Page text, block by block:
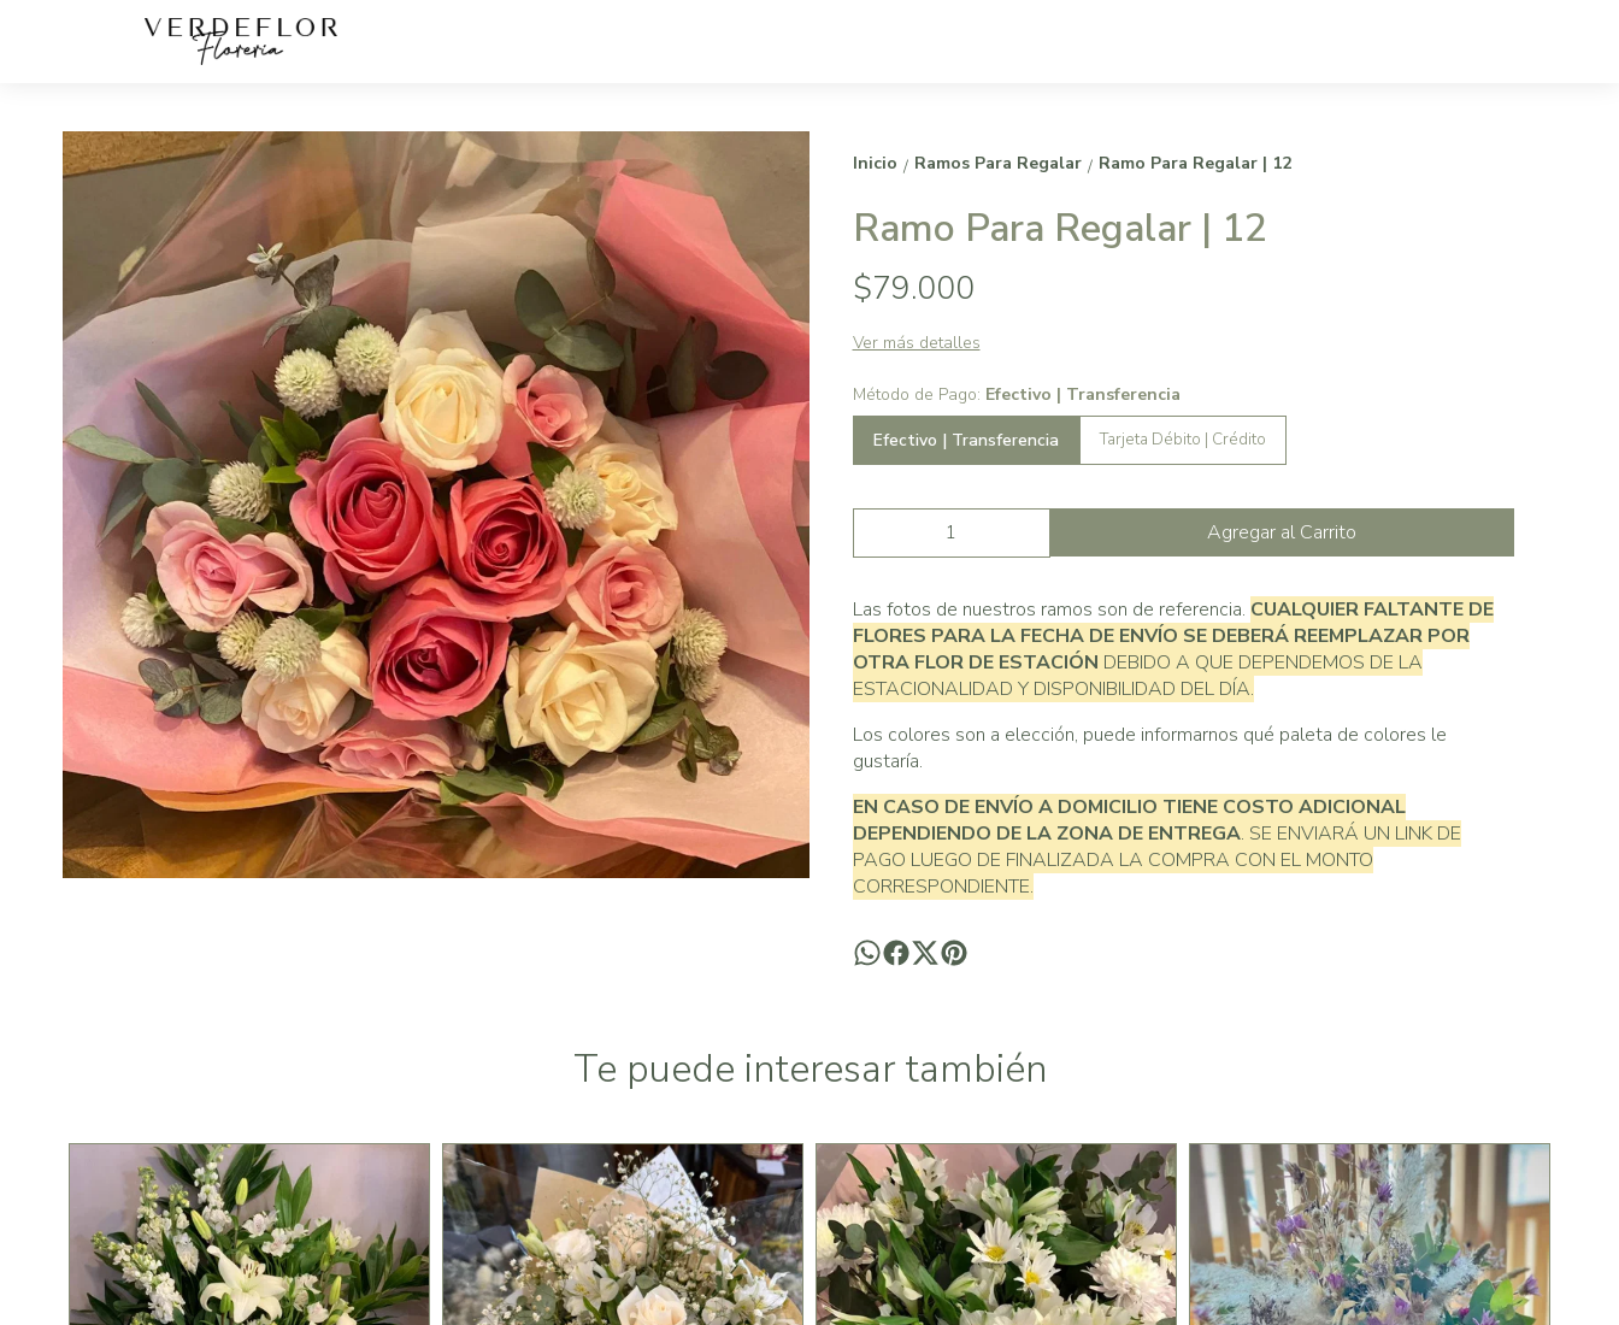
Inicio / Ramos Para Regalar / Ramo Para Regalar | 12
Ramo Para Regalar | 12
$79.000
Ver más detalles
Método de Pago: Efectivo | Transferencia
Efectivo | Transferencia
Tarjeta Débito | Crédito
Agregar al Carrito
Las fotos de nuestros ramos son de referencia. CUALQUIER FALTANTE DE
FLORES PARA LA FECHA DE ENVÍO SE DEBERÁ REEMPLAZAR POR
OTRA FLOR DE ESTACIÓN DEBIDO A QUE DEPENDEMOS DE LA
ESTACIONALIDAD Y DISPONIBILIDAD DEL DÍA.
Los colores son a elección, puede informarnos qué paleta de colores le
gustaría.
EN CASO DE ENVÍO A DOMICILIO TIENE COSTO ADICIONAL
DEPENDIENDO DE LA ZONA DE ENTREGA. SE ENVIARÁ UN LINK DE
PAGO LUEGO DE FINALIZADA LA COMPRA CON EL MONTO
CORRESPONDIENTE.
Te puede interesar también